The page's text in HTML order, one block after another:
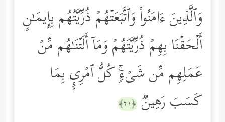
وَٱلَّذِینَ ءَامَنُواْ وَٱتَّبَعَتۡهُمۡ ذُرِّیَّتُهُم بِإِیمَـٰنٍ
أَلۡحَقۡنَا بِهِمۡ ذُرِّیَّتَهُمۡ وَمَاۤ أَلَتۡنَـٰهُم مِّنۡ
عَمَلِهِم مِّن شَیۡءࣲۚ كُلُّ ٱمۡرِىِٕۭ بِمَا
كَسَبَ رَهِینࣱ ﴿٢١﴾